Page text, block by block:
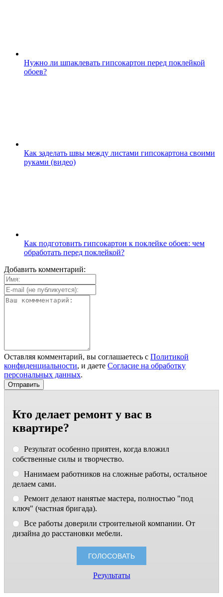
Нужно ли шпаклевать гипсокартон перед поклейкой
обоев?
Как заделать швы между листами гипсокартона своими
руками (видео)
Как подготовить гипсокартон к поклейке обоев: чем
обработать перед поклейкой?
Добавить комментарий:
Оставляя комментарий, вы соглашаетесь с Политикой
конфиденциальности, и даете Согласие на обработку
персональных данных.
Кто делает ремонт у вас в
квартире?
Результат особенно приятен, когда вложил
собственные силы и творчество.
Нанимаем работников на сложные работы, остальное
делаем сами.
Ремонт делают нанятые мастера, полностью "под
ключ" (частная бригада).
Все работы доверили строительной компании. От
дизайна до расстановки мебели.
Результаты